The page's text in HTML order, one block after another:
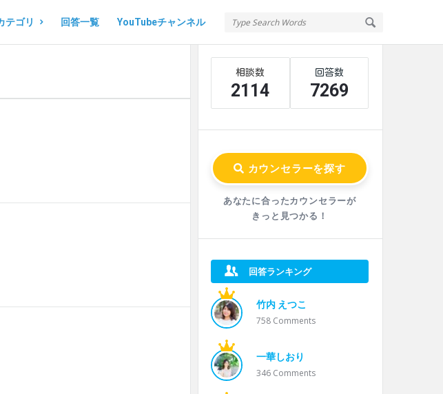
テゴリ 回答一覧 YouTubeチャンネル
Sidebar
Stats
2114
7269
あなたに合ったカウンセラーが
きっと見つかる！
回答ランキング
竹内 えつこ
758 Comments
一華しおり
346 Comments